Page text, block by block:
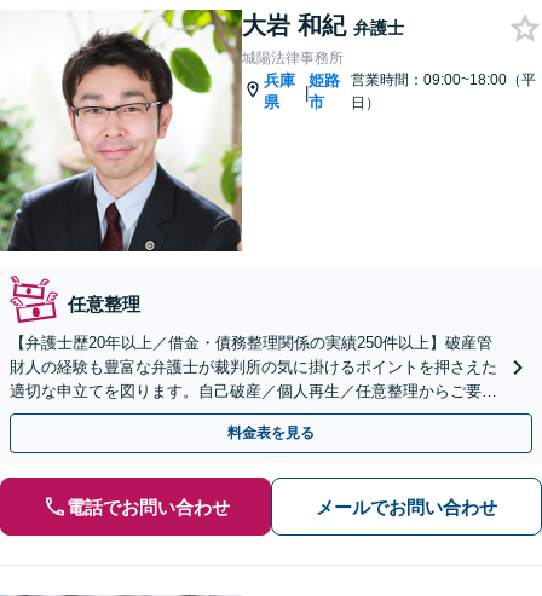
大岩 和紀 弁護士
城陽法律事務所
兵庫
県
|
姫路
市
営業時間：09:00~18:00（平
日）
任意整理
【弁護士歴20年以上／借金・債務整理関係の実績250件以上】破産管
財人の経験も豊富な弁護士が裁判所の気に掛けるポイントを押さえた
適切な申立てを図ります。自己破産／個人再生／任意整理からご要望
と状況にあった解決方法をご提案【法人破産も対応可】
料金表を見る
電話でお問い合わせ メールでお問い合わせ